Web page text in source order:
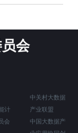
会
中关村大数据
产业联盟
中国大数据产
计
会